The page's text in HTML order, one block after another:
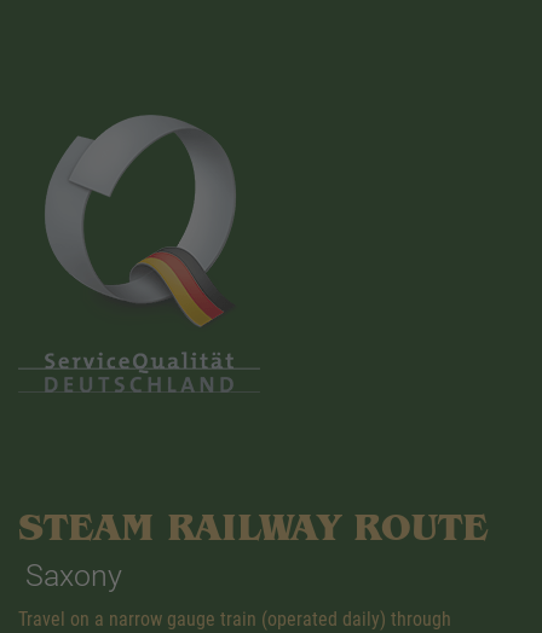
STEAM RAILWAY ROUTE
Saxony
Travel on a narrow gauge train (operated daily) through